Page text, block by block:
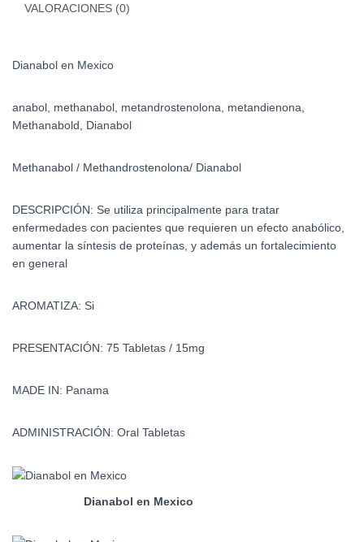
VALORACIONES (0)
Dianabol en Mexico
anabol, methanabol, metandrostenolona, metandienona,
Methanabold, Dianabol
Methanabol / Methandrostenolona/ Dianabol
DESCRIPCIÓN: Se utiliza principalmente para tratar
enfermedades con pacientes que requieren un efecto anabólico,
aumentar la síntesis de proteínas, y además un fortalecimiento
en general
AROMATIZA: Si
PRESENTACIÓN: 75 Tabletas / 15mg
MADE IN: Panama
ADMINISTRACIÓN: Oral Tabletas
Dianabol en Mexico